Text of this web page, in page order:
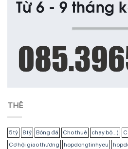
THẺ
5 tỷ 8 tỷ Bóng đá Cho thuê chạy bộ...)
Cơ hội giao thương
hopdongtinhyeu